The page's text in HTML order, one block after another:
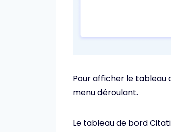
Pour afficher le tableau
menu déroulant.
Le tableau de bord